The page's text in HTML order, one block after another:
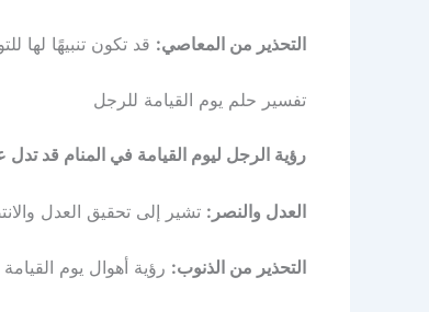
التحذير من المعاصي: قد تكون تنبيهًا لها
تفسير حلم يوم القيامة للرجل
رؤية الرجل ليوم القيامة في المنام قد تدل
العدل والنصر: تشير إلى تحقيق العدل
التحذير من الذنوب: رؤية أهوال يوم